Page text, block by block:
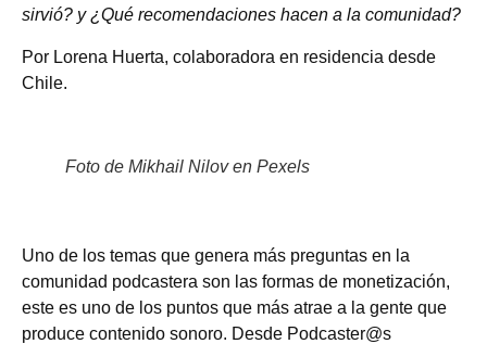
sirvió? y ¿Qué recomendaciones hacen a la comunidad?
Por Lorena Huerta, colaboradora en residencia desde
Chile.
Foto de Mikhail Nilov en Pexels
Uno de los temas que genera más preguntas en la
comunidad podcastera son las formas de monetización,
este es uno de los puntos que más atrae a la gente que
produce contenido sonoro. Desde Podcaster@s